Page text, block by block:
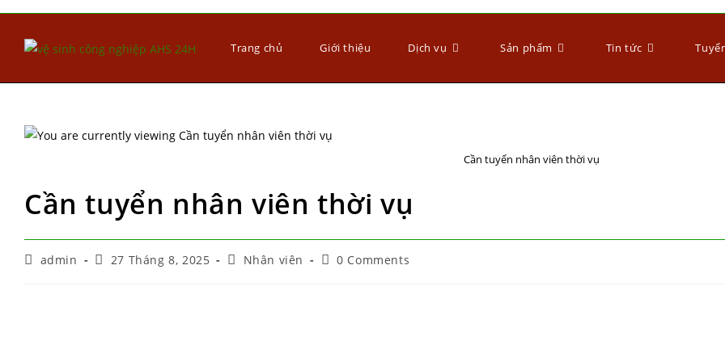
Trang chủ Giới thiệu Dịch vụ Sản phẩm Tin tức
Cần tuyển nhân viên thời vụ
Cần tuyển nhân viên thời vụ
admin 27 Tháng 8, 2025 Nhân viên 0 Comments